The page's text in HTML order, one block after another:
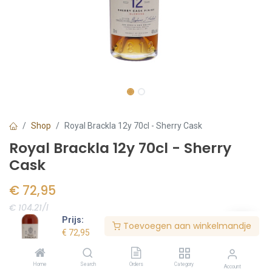
Prijs:
€ 72,95
Toevoegen aan winkelmandje
Home Search Orders Category Account
Shop Royal Brackla 12y 70cl - Sherry Cask
Royal Brackla 12y 70cl - Sherry
Cask
€ 72,95
€ 104.21/l
Voorraad:1stuk(s)